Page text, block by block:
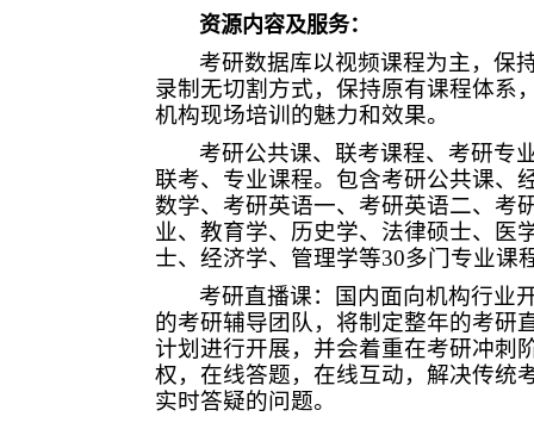
资源内容及服务：
考研数据库以视频课程为主，保
录制无切割方式，保持原有课程体系
机构现场培训的魅力和效果。
考研公共课、联考课程、考研
联考、专业课程。包含考研公共课、
数学、考研英语一、考研英语二、考
业、教育学、历史学、法律硕士、医
士、经济学、管理学等30多门专业课
考研直播课：国内面向机构行业
的考研辅导团队，将制定整年的考研
计划进行开展，并会着重在考研冲刺
权，在线答题，在线互动，解决传统
实时答疑的问题。